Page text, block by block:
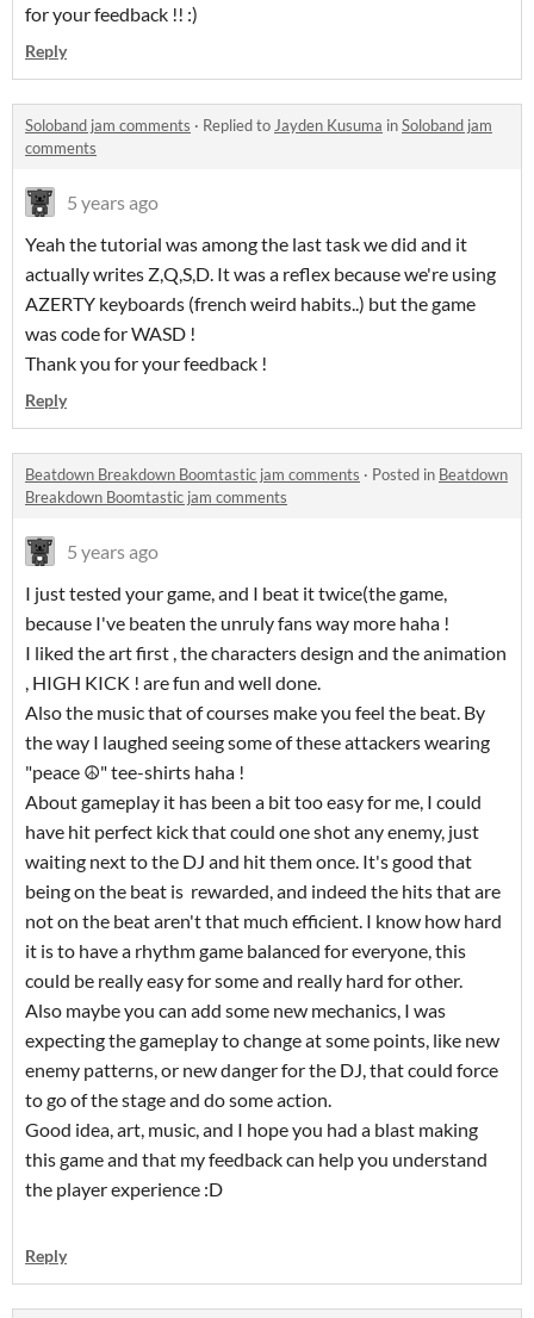
for your feedback !! :)
Reply
Soloband jam comments · Replied to Jayden Kusuma inSoloband jam
comments
5 years ago
Yeah the tutorial was among the last task we did and it
actually writes Z,Q,S,D. It was a reflex because we're using
AZERTY keyboards (french weird habits..) but the game
was code for WASD !
Thank you for your feedback !
Reply
Beatdown Breakdown Boomtastic jam comments · Posted in Beatdown
Breakdown Boomtastic jam comments
5 years ago
I just tested your game, and I beat it twice(the game,
because I've beaten the unruly fans way more haha !
I liked the art first , the characters design and the animation
, HIGH KICK ! are fun and well done.
Also the music that of courses make you feel the beat. By
the way I laughed seeing some of these attackers wearing
"peace ☮" tee-shirts haha !
About gameplay it has been a bit too easy for me, I could
have hit perfect kick that could one shot any enemy, just
waiting next to the DJ and hit them once. It's good that
being on the beat is rewarded, and indeed the hits that are
not on the beat aren't that much efficient. I know how hard
it is to have a rhythm game balanced for everyone, this
could be really easy for some and really hard for other.
Also maybe you can add some new mechanics, I was
expecting the gameplay to change at some points, like new
enemy patterns, or new danger for the DJ, that could force
to go of the stage and do some action.
Good idea, art, music, and I hope you had a blast making
this game and that my feedback can help you understand
the player experience :D
Reply